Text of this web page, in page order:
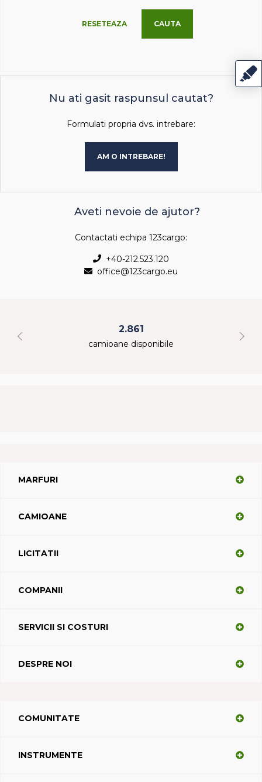
RESETEAZA CAUTA
Nu ati gasit raspunsul cautat?
Formulati propria dvs. intrebare:
AM O INTREBARE!
Aveti nevoie de ajutor?
Contactati echipa 123cargo:
+40-212.523.120
office@123cargo.eu
2.861
camioane disponibile
MARFURI
CAMIOANE
LICITATII
COMPANII
SERVICII SI COSTURI
DESPRE NOI
COMUNITATE
INSTRUMENTE